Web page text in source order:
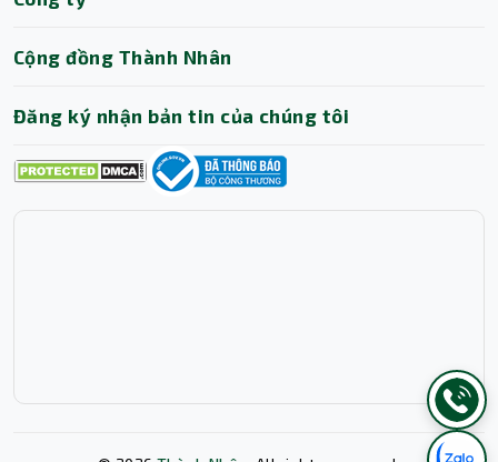
Cộng đồng Thành Nhân
Đăng ký nhận bản tin của chúng tôi